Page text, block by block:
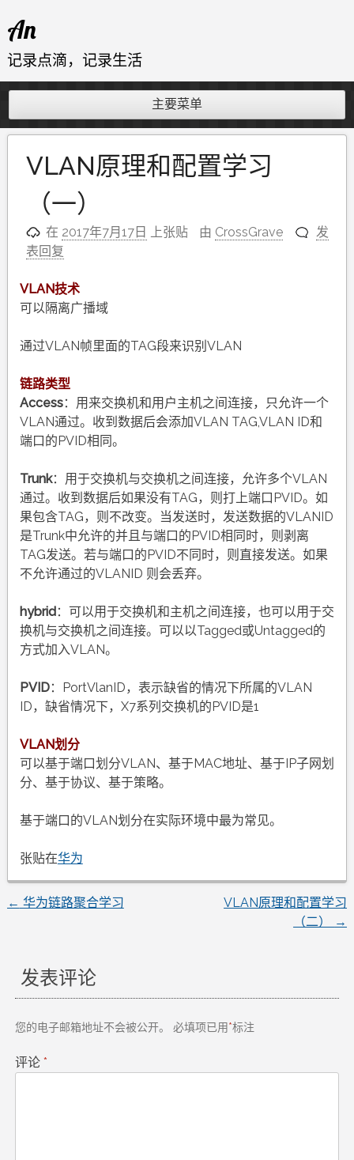
至
内
An
记录点滴，记录生活
主要菜单
VLAN原理和配置学习
（一）
在 2017年7月17日 上张贴 由 CrossGrave
发
表回复
VLAN技术
可以隔离广播域
通过VLAN帧里面的TAG段来识别VLAN
链路类型
Access：用来交换机和用户主机之间连接，只允许一个
VLAN通过。收到数据后会添加VLAN TAG,VLAN ID和
端口的PVID相同。
Trunk：用于交换机与交换机之间连接，允许多个VLAN
通过。收到数据后如果没有TAG，则打上端口PVID。如
果包含TAG，则不改变。当发送时，发送数据的VLANID
是Trunk中允许的并且与端口的PVID相同时，则剥离
TAG发送。若与端口的PVID不同时，则直接发送。如果
不允许通过的VLANID 则会丢弃。
hybrid ：可以用于交换机和主机之间连接，也可以用于交
换机与交换机之间连接。可以以Tagged或Untagged的
方式加入VLAN。
PVID：PortVlanID，表示缺省的情况下所属的VLAN
ID，缺省情况下，X7系列交换机的PVID是1
VLAN划分
可以基于端口划分VLAN、基于MAC地址、基于IP子网划
分、基于协议、基于策略。
基于端口的VLAN划分在实际环境中最为常见。
张贴在华为
文
导
航
← 华为链路聚合学习
VLAN原理和配置学习
（二）
→
发表评论
您的电子邮箱地址不会被公开。 必填项已用*标注
评论 *